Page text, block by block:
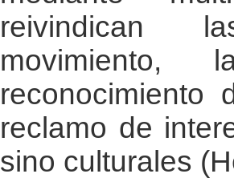
reivindican
movimiento,
reconocimiento
reclamo de
sino culturales